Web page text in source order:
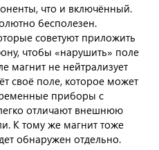
что и включённый.
бесполезен.
советуют приложить
чтобы «нарушить» поле
магнит не нейтрализует
своё поле, которое может
приборы с
отличают внешнюю
К тому же магнит тоже
обнаружен отдельно.